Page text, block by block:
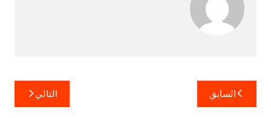
تصفّح
المقالات
السابق التالي